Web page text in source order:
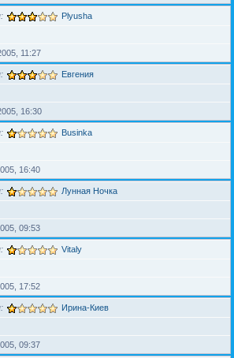
Plyusha
11:27
Евгения
16:30
Businka
16:40
Лунная Ночка
09:53
Vitaly
17:52
Ирина-Киев
09:37